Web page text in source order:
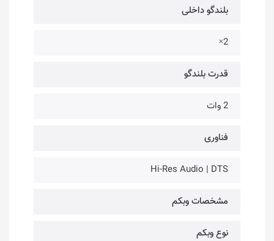
بلندگو داخلی
2×
قدرت بلندگو
2 وات
فناوری‌
Hi-Res Audio | DTS
مشخصات وبکم
نوع وبکم